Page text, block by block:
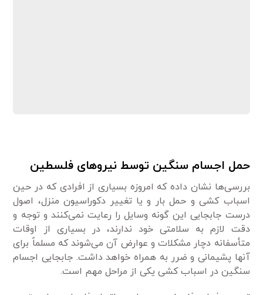
حمل اجسام سنگین توسط نیروهای فلسطین
بررسی‌ها نشان داده که امروزه بسیاری از افرادی که در حین
اسباب کشی و حمل بار و یا تغییر دکوراسیون منزل، اصول
درست جابجایی این گونه وسایل را رعایت نمی‌کنند و توجه و
دقت لازم به سلامتی خود ندارند، در بسیاری از اوقات
متأسفانه دچار مشکلات و عوارض آن می‌شوند که مسلماً برای
آنها پشیمانی و ضرر به همراه خواهد داشت. جابجایی اجسام
سنگین در اسباب کشی یکی از مراحل مهم است.